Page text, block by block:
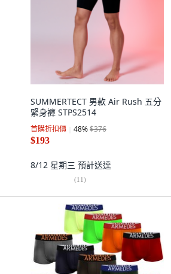
SUMMERTECT 男款 Air Rush 五分
緊身褲 STPS2514
首購折扣價 48%$376
$193
8/12 星期三 預計送達
(11)